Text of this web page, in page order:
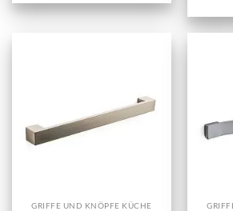
GRIFFE UND KNÖPFE KÜCHE